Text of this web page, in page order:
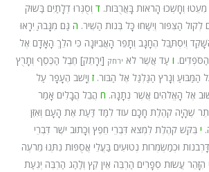
מִעֵטוּ וְחָשְׁכוּ הָרֹאוֹת בָּאֲרֻבּוֹת. ד וְסֻגְּרוּ דְלָתַיִם בַּשּׁוּק
הַצִּפּוֹר וְיִשַּׁחוּ כָּל בְּנוֹת הַשִּׁיר. ה גַּם מִגָּבֹהַּ יִרָאוּ
וְיִסְתַּבֵּל הֶחָגָב וְתָפֵר הָאֲבִיּוֹנָה כִּי הֹלֵךְ הָאָדָם אֶל
ו עַד אֲשֶׁר לֹא ירחק [יֵרָתֵק] חֶבֶל הַכֶּסֶף וְתָרֻץ
הַמַּבּוּעַ וְנָרֹץ הַגַּלְגַּל אֶל הַבּוֹר. ז וְיָשֹׁב הֶעָפָר עַל
אֶל הָאֱלֹהִים אֲשֶׁר נְתָנָהּ. ח הֲבֵל הֲבָלִים אָמַר
שֶׁהָיָה קֹהֶלֶת חָכָם עוֹד לִמַּד דַּעַת אֶת הָעָם וְאִזֵּן
י בִּקֵּשׁ קֹהֶלֶת לִמְצֹא דִּבְרֵי חֵפֶץ וְכָתוּב יֹשֶׁר דִּבְרֵי
וּכְמַשְׂמְרוֹת נְטוּעִים בַּעֲלֵי אֲסֻפּוֹת נִתְּנוּ מֵרֹעֶה
הִזָּהֵר עֲשׂוֹת סְפָרִים הַרְבֵּה אֵין קֵץ וְלַהַג הַרְבֵּה יְגִעַת